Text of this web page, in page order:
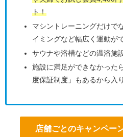
ト！
マシントレーニングだけで
イミングなど幅広く運動が
サウナや浴槽などの温浴施
施設に満足ができなかった
度保証制度」もあるから入
店舗ごとのキャンペー